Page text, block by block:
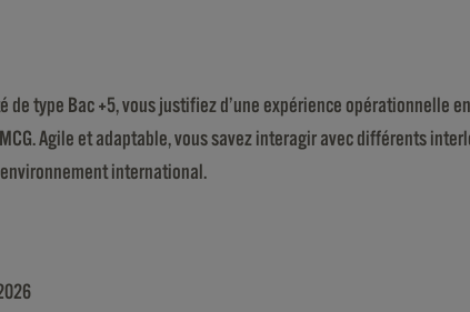
de type Bac +5, vous justifiez d’une expérience
Agile et adaptable, vous savez interagir avec différents
international.